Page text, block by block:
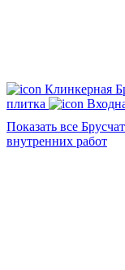
Клинкерная
плитка
Показать все
внутренних работ